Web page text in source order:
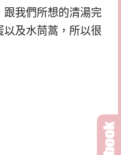
我們所想的清湯完
及水茼蒿，所以很